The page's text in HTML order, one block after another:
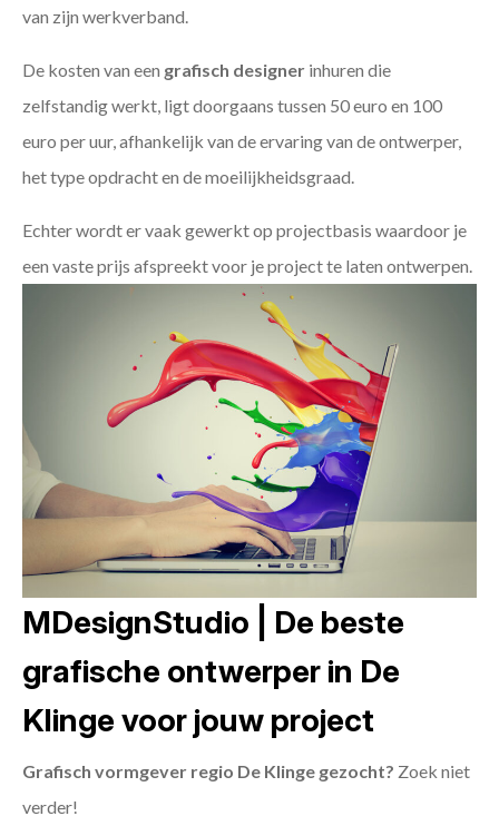
van zijn werkverband.
De kosten van een grafisch designer inhuren die
zelfstandig werkt, ligt doorgaans tussen 50 euro en 100
euro per uur, afhankelijk van de ervaring van de ontwerper,
het type opdracht en de moeilijkheidsgraad.
Echter wordt er vaak gewerkt op projectbasis waardoor je
een vaste prijs afspreekt voor je project te laten ontwerpen.
MDesignStudio | De beste
grafische ontwerper in De
Klinge voor jouw project
Grafisch vormgever regio De Klinge gezocht? Zoek niet
verder!